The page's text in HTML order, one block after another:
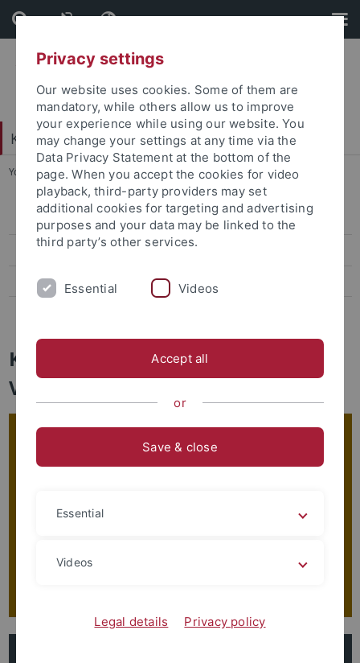
Skip
to
content
Skip
to
footer
Katholisch-Theologische Fakultät
You are here: Startseite ... (K)KVV
Mailverteiler der FAKT. – [Fakt]
(K)KVV
Download
Kooperatives Kommentiertes
Vorlesungsverzeichnis – das KKVV
Vorerst kein (K)KVV mehr
gerne an die jeweiligen Lehrstühle wenden.
Privacy settings
Our website uses cookies. Some of them are
mandatory, while others allow us to improve
your experience while using our website. You
may change your settings at any time via the
Data Privacy Statement at the bottom of the
page. When you accept the cookies for video
playback, third-party providers may set
additional cookies for targeting and advertising
purposes and your data may be linked to the
third party’s other services.
Essential Videos
Accept all
or
Save & close
Essential
Videos
Legal details Privacy policy